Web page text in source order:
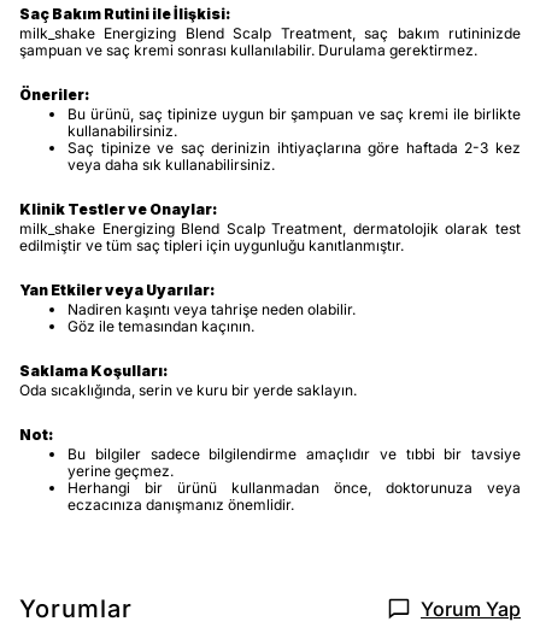
Saç Bakım Rutini ile İlişkisi:
milk_shake Energizing Blend Scalp Treatment, saç bakım rutininizde
şampuan ve saç kremi sonrası kullanılabilir. Durulama gerektirmez.
Öneriler:
Bu ürünü, saç tipinize uygun bir şampuan ve saç kremi ile birlikte
kullanabilirsiniz.
Saç tipinize ve saç derinizin ihtiyaçlarına göre haftada 2-3 kez
veya daha sık kullanabilirsiniz.
Klinik Testler ve Onaylar:
milk_shake Energizing Blend Scalp Treatment, dermatolojik olarak test
edilmiştir ve tüm saç tipleri için uygunluğu kanıtlanmıştır.
Yan Etkiler veya Uyarılar:
Nadiren kaşıntı veya tahrişe neden olabilir.
Göz ile temasından kaçının.
Saklama Koşulları:
Oda sıcaklığında, serin ve kuru bir yerde saklayın.
Not:
Bu bilgiler sadece bilgilendirme amaçlıdır ve tıbbi bir tavsiye
yerine geçmez.
Herhangi bir ürünü kullanmadan önce, doktorunuza veya
eczacınıza danışmanız önemlidir.
Yorumlar Yorum Yap